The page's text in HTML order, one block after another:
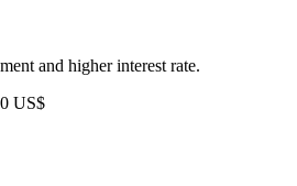
and higher interest rate.
US$